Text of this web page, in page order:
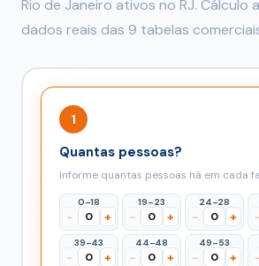
Rio de Janeiro ativos no RJ.
dados reais das 9 tabelas
1
Quantas pessoas?
Informe quantas pessoas há em cada
0–18
− +
19–23
− +
24–28
− +
39–43
− +
44–48
− +
49–53
− +